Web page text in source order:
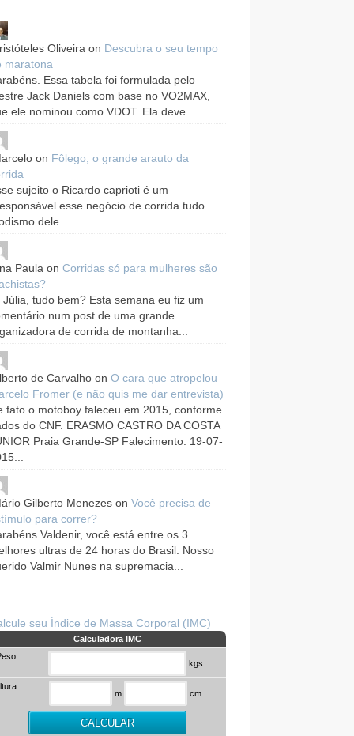
Oliveira on Descubra o seu tempo
maratona
Essa tabela foi formulada pelo
Jack Daniels com base no VO2MAX,
ele nominou como VDOT. Ela deve...
on Fôlego, o grande arauto da
sujeito o Ricardo caprioti é um
esse negócio de corrida tudo
dele
Paula on Corridas só para mulheres são
Júlia, tudo bem? Esta semana eu fiz um
num post de uma grande
de corrida de montanha...
de Carvalhoon O cara que atropelou
Fromer (e não quis me dar entrevista)
fato o motoboy faleceu em 2015, conforme
do CNF. ERASMO CASTRO DA COSTA
Praia Grande-SP Falecimento: 19-07-
Gilberto Menezeson Você precisa de
para correr?
Valdenir, você está entre os 3
ultras de 24 horas do Brasil. Nosso
Valmir Nunes na supremacia...
seu Índice de Massa Corporal (IMC)
Calculadora IMC
kgs
m cm